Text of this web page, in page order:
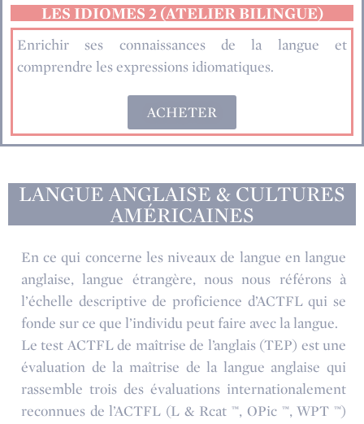
LES IDIOMES 2 (ATELIER BILINGUE)
Enrichir ses connaissances de la langue et
comprendre les expressions idiomatiques.
ACHETER
LANGUE ANGLAISE & CULTURES
AMÉRICAINES
En ce qui concerne les niveaux de langue en langue
anglaise, langue étrangère, nous nous référons à
l’échelle descriptive de proficience d’ACTFL qui se
fonde sur ce que l’individu peut faire avec la langue.
Le test ACTFL de maîtrise de l’anglais (TEP) est une
évaluation de la maîtrise de la langue anglaise qui
rassemble trois des évaluations internationalement
reconnues de l’ACTFL (L & Rcat ™, OPic ™, WPT ™)